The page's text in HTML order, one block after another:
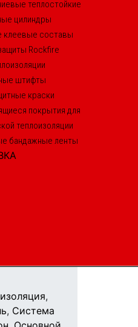
теплостойкие
цилиндры
клеевые составы
Rockfire
штифты
краски
покрытия для
теплоизоляции
бандажные ленты
,
, Система